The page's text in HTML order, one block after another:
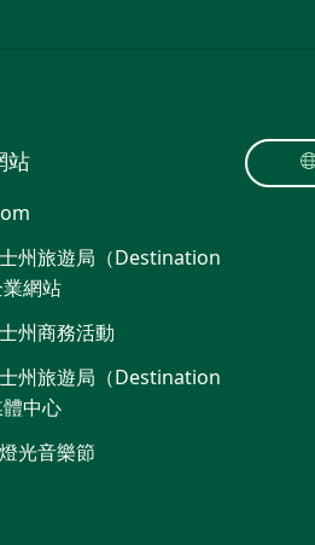
站
州旅遊局（Destination
網站
州商務活動
州旅遊局（Destination
中心
光音樂節